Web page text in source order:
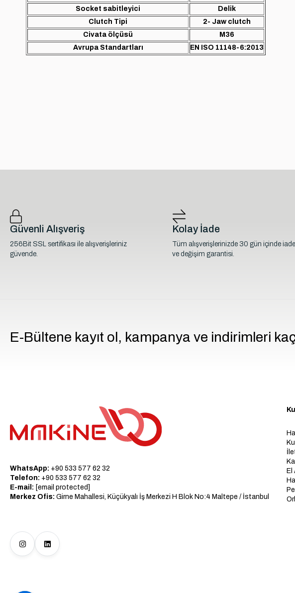
Socket sabitleyici
Delik
Clutch Tipi
2- Jaw clutch
Civata ölçüsü
M36
Avrupa Standartları
EN ISO 11148-6:2013
Güvenli Alışveriş
256Bit SSL sertifikası ile alışverişleriniz
güvende.
Kolay İade
Tüm alışverişlerinizde 30 gün içinde iade
ve değişim garantisi.
E-Bültene kayıt ol, kampanya ve indirimleri
WhatsApp: +90 533 577 62 32
Telefon: +90 533 577 62 32
E-mail: [email protected]
Merkez Ofis: Girne Mahallesi, Küçükyalı İş Merkezi H Blok No:4 Maltepe / İstanbul
El